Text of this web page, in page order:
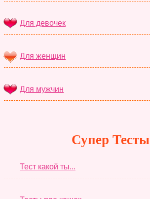
Для девочек
Для женщин
Для мужчин
Супер Тесты
Тест какой ты...